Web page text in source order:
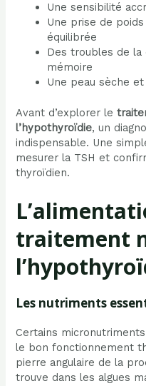
Une sensibilité
Une prise de
équilibrée
Des troubles de
mémoire
Une peau sèche
Avant d’explorer le
l’hypothyroïdie, un
indispensable. Une
mesurer la TSH et
thyroïdien.
traitement
Les nutriments
Certains
le bon fonctionnement
pierre angulaire de la
trouve dans les algues